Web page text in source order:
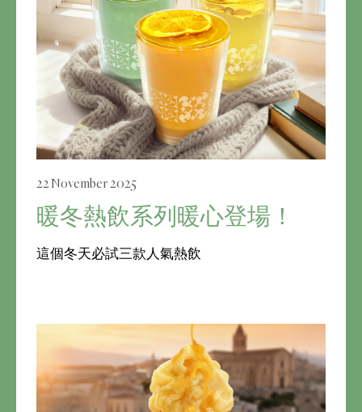
22 November 2025
暖冬熱飲系列暖心登場！
這個冬天必試三款人氣熱飲